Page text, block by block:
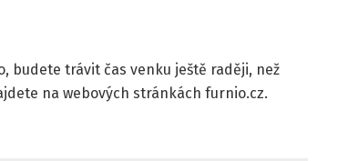
budete trávit čas venku ještě raději, než
na webových stránkách furnio.cz.